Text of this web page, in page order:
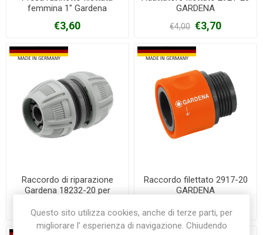
femmina 1" Gardena
€3,60
GARDENA
€4,00 €3,70
Raccordo di riparazione
Gardena 18232-20 per
€5,30
Raccordo filettato 2917-20
GARDENA
Questo sito utilizza cookies, anche di terze parti, per
migliorare l’ esperienza di navigazione. Chiudendo